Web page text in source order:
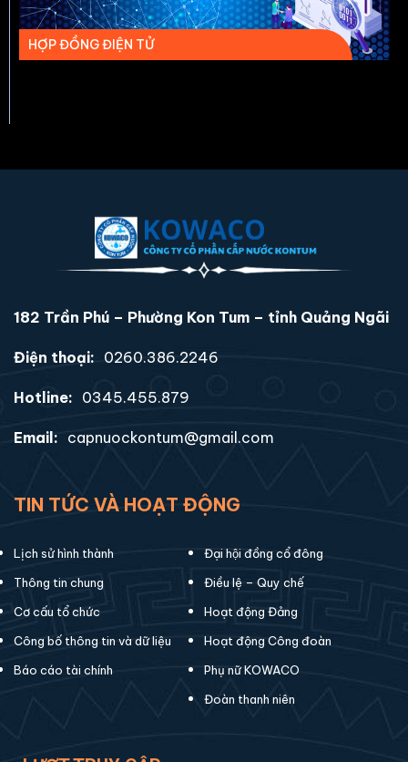
HỢP ĐỒNG ĐIỆN TỬ
182 Trần Phú – Phường Kon Tum – tỉnh Quảng Ngãi
Điện thoại: 0260.386.2246
Hotline: 0345.455.879
Email: capnuockontum@gmail.com
TIN TỨC VÀ HOẠT ĐỘNG
Lịch sử hình thành
Thông tin chung
Cơ cấu tổ chức
Công bố thông tin và dữ liệu
Báo cáo tài chính
Đại hội đồng cổ đông
Điều lệ – Quy chế
Hoạt động Đảng
Hoạt động Công đoàn
Phụ nữ KOWACO
Đoàn thanh niên